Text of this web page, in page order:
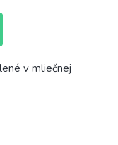
v mliečnej